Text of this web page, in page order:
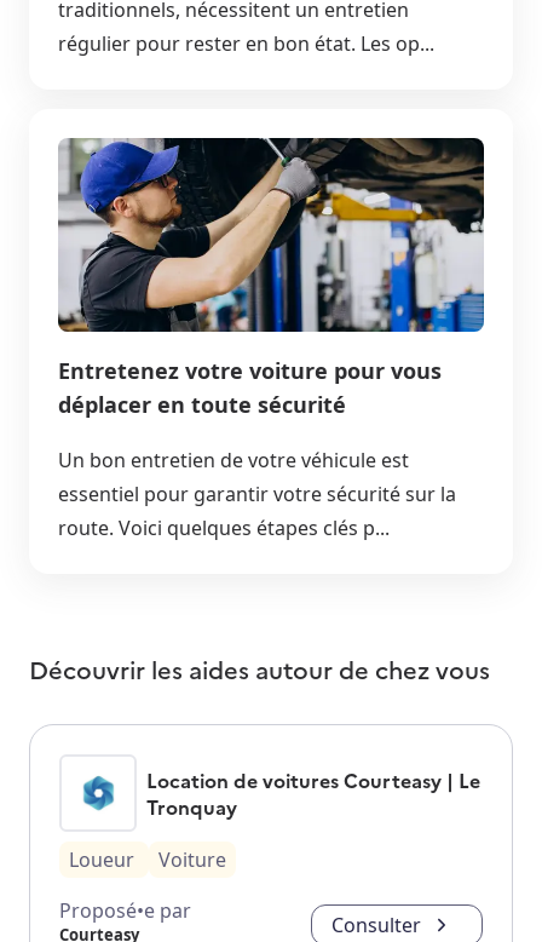
traditionnels, nécessitent un entretien
régulier pour rester en bon état. Les op...
Entretenez votre voiture pour vous
déplacer en toute sécurité
Un bon entretien de votre véhicule est
essentiel pour garantir votre sécurité sur la
route. Voici quelques étapes clés p...
Découvrir les aides autour de chez vous
Location de voitures Courteasy | Le
Tronquay
Loueur
Voiture
Proposé•e par
Courteasy Consulter